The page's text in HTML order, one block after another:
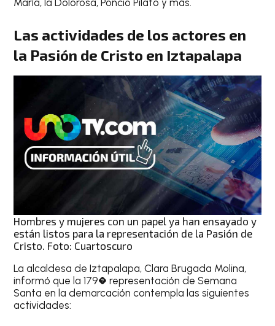
María, la Dolorosa, Poncio Pilato y más.
Las actividades de los actores en
la Pasión de Cristo en Iztapalapa
Hombres y mujeres con un papel ya han ensayado y
están listos para la representación de la Pasión de
Cristo. Foto: Cuartoscuro
La alcaldesa de Iztapalapa, Clara Brugada Molina,
informó que la 179� representación de Semana
Santa en la demarcación contempla las siguientes
actividades: